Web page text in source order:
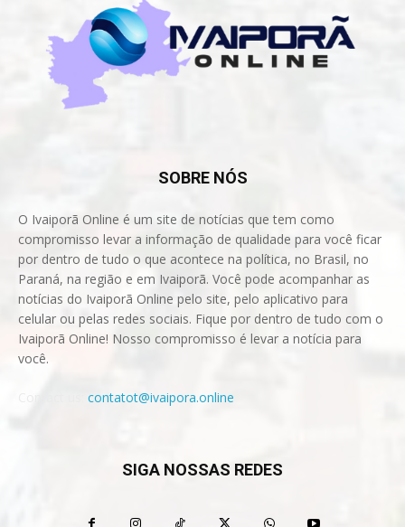
SOBRE NÓS
O Ivaiporã Online é um site de notícias que tem como
compromisso levar a informação de qualidade para você ficar
por dentro de tudo o que acontece na política, no Brasil, no
Paraná, na região e em Ivaiporã. Você pode acompanhar as
notícias do Ivaiporã Online pelo site, pelo aplicativo para
celular ou pelas redes sociais. Fique por dentro de tudo com o
Ivaiporã Online! Nosso compromisso é levar a notícia para
você.
contatot@ivaipora.online
SIGA NOSSAS REDES